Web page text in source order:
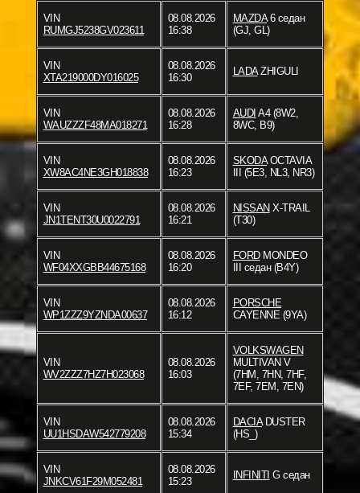
VIN
RUMGJ5238GV023611
08.08.2026
16:38
MAZDA6 седан
(GJ, GL)
VIN
XTA219000DY016025
08.08.2026
16:30
LADAZHIGULI
VIN
WAUZZZF48MA018271
08.08.2026
16:28
AUDI A4 (8W2,
8WC, B9)
VIN
XW8AC4NE3GH018838
08.08.2026
16:23
SKODAOCTAVIA
III (5E3, NL3, NR3)
VIN
JN1TENT30U0022791
08.08.2026
16:21
NISSAN X-TRAIL
(T30)
VIN
WF04XXGBB44675168
08.08.2026
16:20
FORDMONDEO
III седан (B4Y)
VIN
WP1ZZZ9YZNDA00637
08.08.2026
16:12
PORSCHE
CAYENNE (9YA)
VIN
WV2ZZZ7HZ7H023068
08.08.2026
16:03
VOLKSWAGEN
MULTIVAN V
(7HM, 7HN, 7HF,
7EF, 7EM, 7EN)
VIN
UU1HSDAW542779208
08.08.2026
15:34
DACIADUSTER
(HS_)
VIN
JNKCV61F29M052481
08.08.2026
15:23
INFINITI G седан